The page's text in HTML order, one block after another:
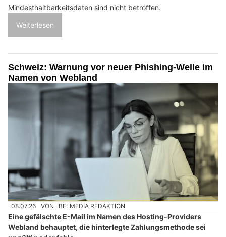
Mindesthaltbarkeitsdaten sind nicht betroffen.
Weiterlesen
Schweiz: Warnung vor neuer Phishing-Welle im
Namen von Webland
08.07.26 VON BELMEDIA REDAKTION
Eine gefälschte E-Mail im Namen des Hosting-Providers
Webland behauptet, die hinterlegte Zahlungsmethode sei